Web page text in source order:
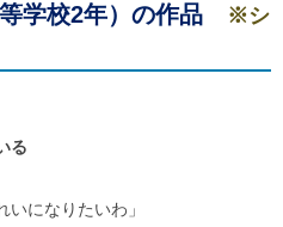
学校2年）の作品
※シ
る
いになりたいわ」